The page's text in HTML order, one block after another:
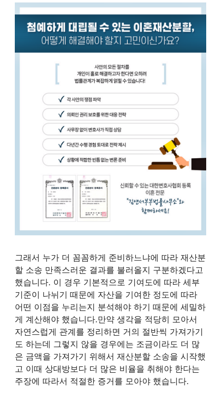
그래서 누가 더 꼼꼼하게 준비하느냐에 따라 재산분
할 소송 만족스러운 결과를 불러올지 구분하겠다고
했습니다. 이 경우 기본적으로 기여도에 따라 세부
기준이 나뉘기 때문에 자산을 기여한 정도에 따라
어떤 이점을 누리는지 분석해야 하기 때문에 세밀하
게 계산해야 했습니다.만약 생각을 적당히 모아서
자연스럽게 관계를 정리하면 거의 절반씩 가져가기
도 하는데 그렇지 않을 경우에는 조금이라도 더 많
은 금액을 가져가기 위해서 재산분할 소송을 시작했
고 이때 상대방보다 더 많은 비율을 취해야 한다는
주장에 따라서 적절한 증거를 모아야 했습니다.